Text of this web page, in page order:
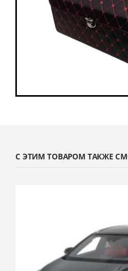
С ЭТИМ ТОВАРОМ ТАКЖЕ